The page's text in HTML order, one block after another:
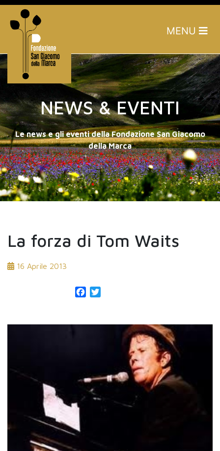
MENU
NEWS & EVENTI
Le news e gli eventi della Fondazione San Giacomo
della Marca
La forza di Tom Waits
16 Aprile 2013
Facebook